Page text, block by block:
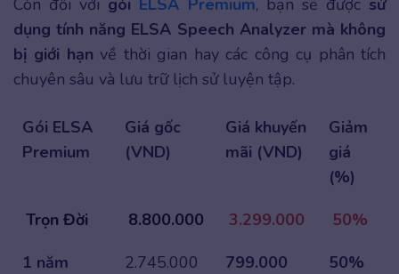
dụng tính năng ELSA Speech Analyzer mà không
bị giới hạn về thời gian hay các công cụ phân tích
chuyên sâu và lưu trữ lịch sử luyện tập.
Gói ELSA
Premium
Giá gốc
(VND)
Giá khuyến
mãi (VND)
Giảm
giá
(%)
Trọn Đời
8.800.000 3.299.000
50%
1 năm
2.745.000 799.000
50%